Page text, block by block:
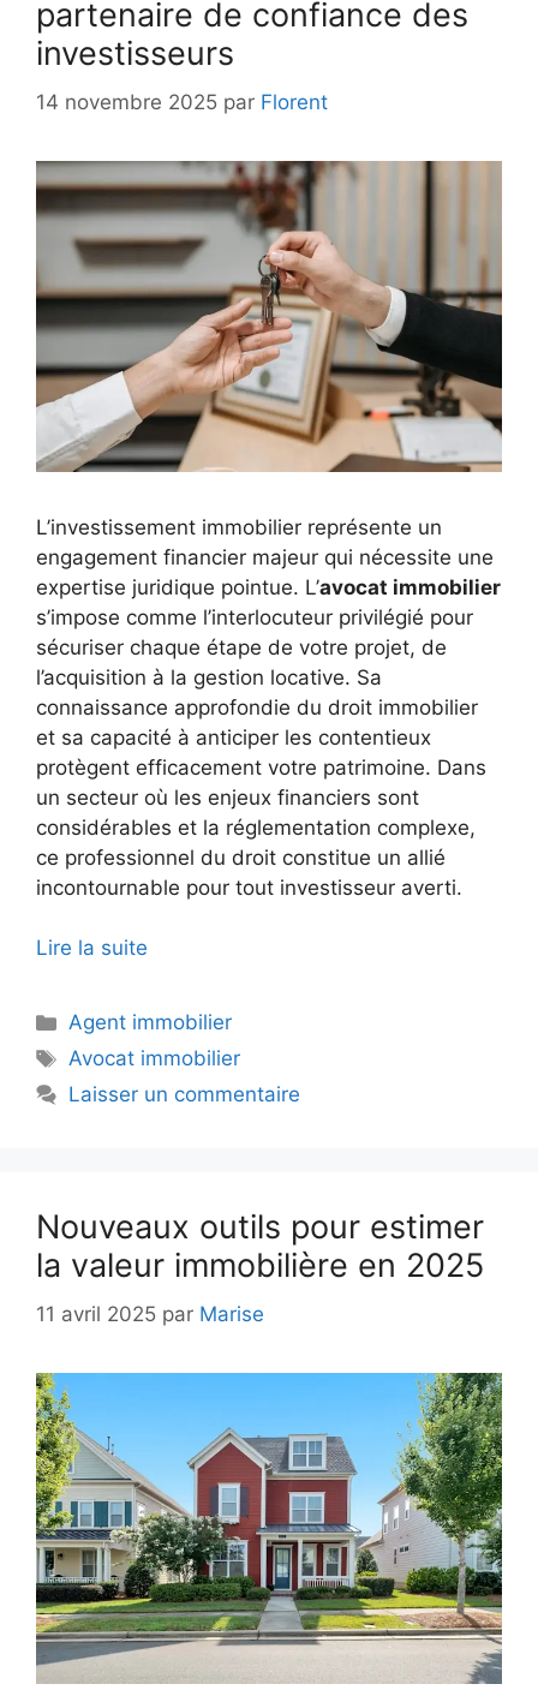
partenaire de confiance des
investisseurs
14 novembre 2025 par Florent
L’investissement immobilier représente un
engagement financier majeur qui nécessite une
expertise juridique pointue. L’avocat immobilier
s’impose comme l’interlocuteur privilégié pour
sécuriser chaque étape de votre projet, de
l’acquisition à la gestion locative. Sa
connaissance approfondie du droit immobilier
et sa capacité à anticiper les contentieux
protègent efficacement votre patrimoine. Dans
un secteur où les enjeux financiers sont
considérables et la réglementation complexe,
ce professionnel du droit constitue un allié
incontournable pour tout investisseur averti.
Lire la suite
Catégories
Agent immobilier
Étiquettes
Avocat immobilier
Laisser un commentaire
Nouveaux outils pour estimer
la valeur immobilière en 2025
11 avril 2025 par Marise